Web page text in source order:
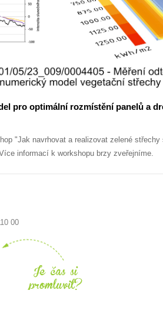
pro optimální rozmístění panelů a
"Jak navrhovat a realizovat zelené
informací k workshopu brzy zveřejníme.
00